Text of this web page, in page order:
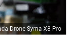
Drone Syma X8 Pro